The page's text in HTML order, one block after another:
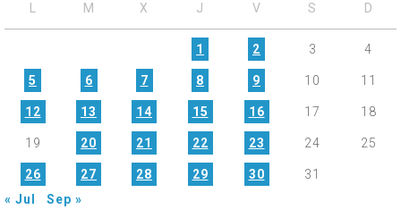
M X J V S D
1 2 3 4
5 6 7 8 9 10 11
12 13 14 15 16 17 18
19 20 21 22 23 24 25
26 27 28 29 30
31
« Jul
Sep »